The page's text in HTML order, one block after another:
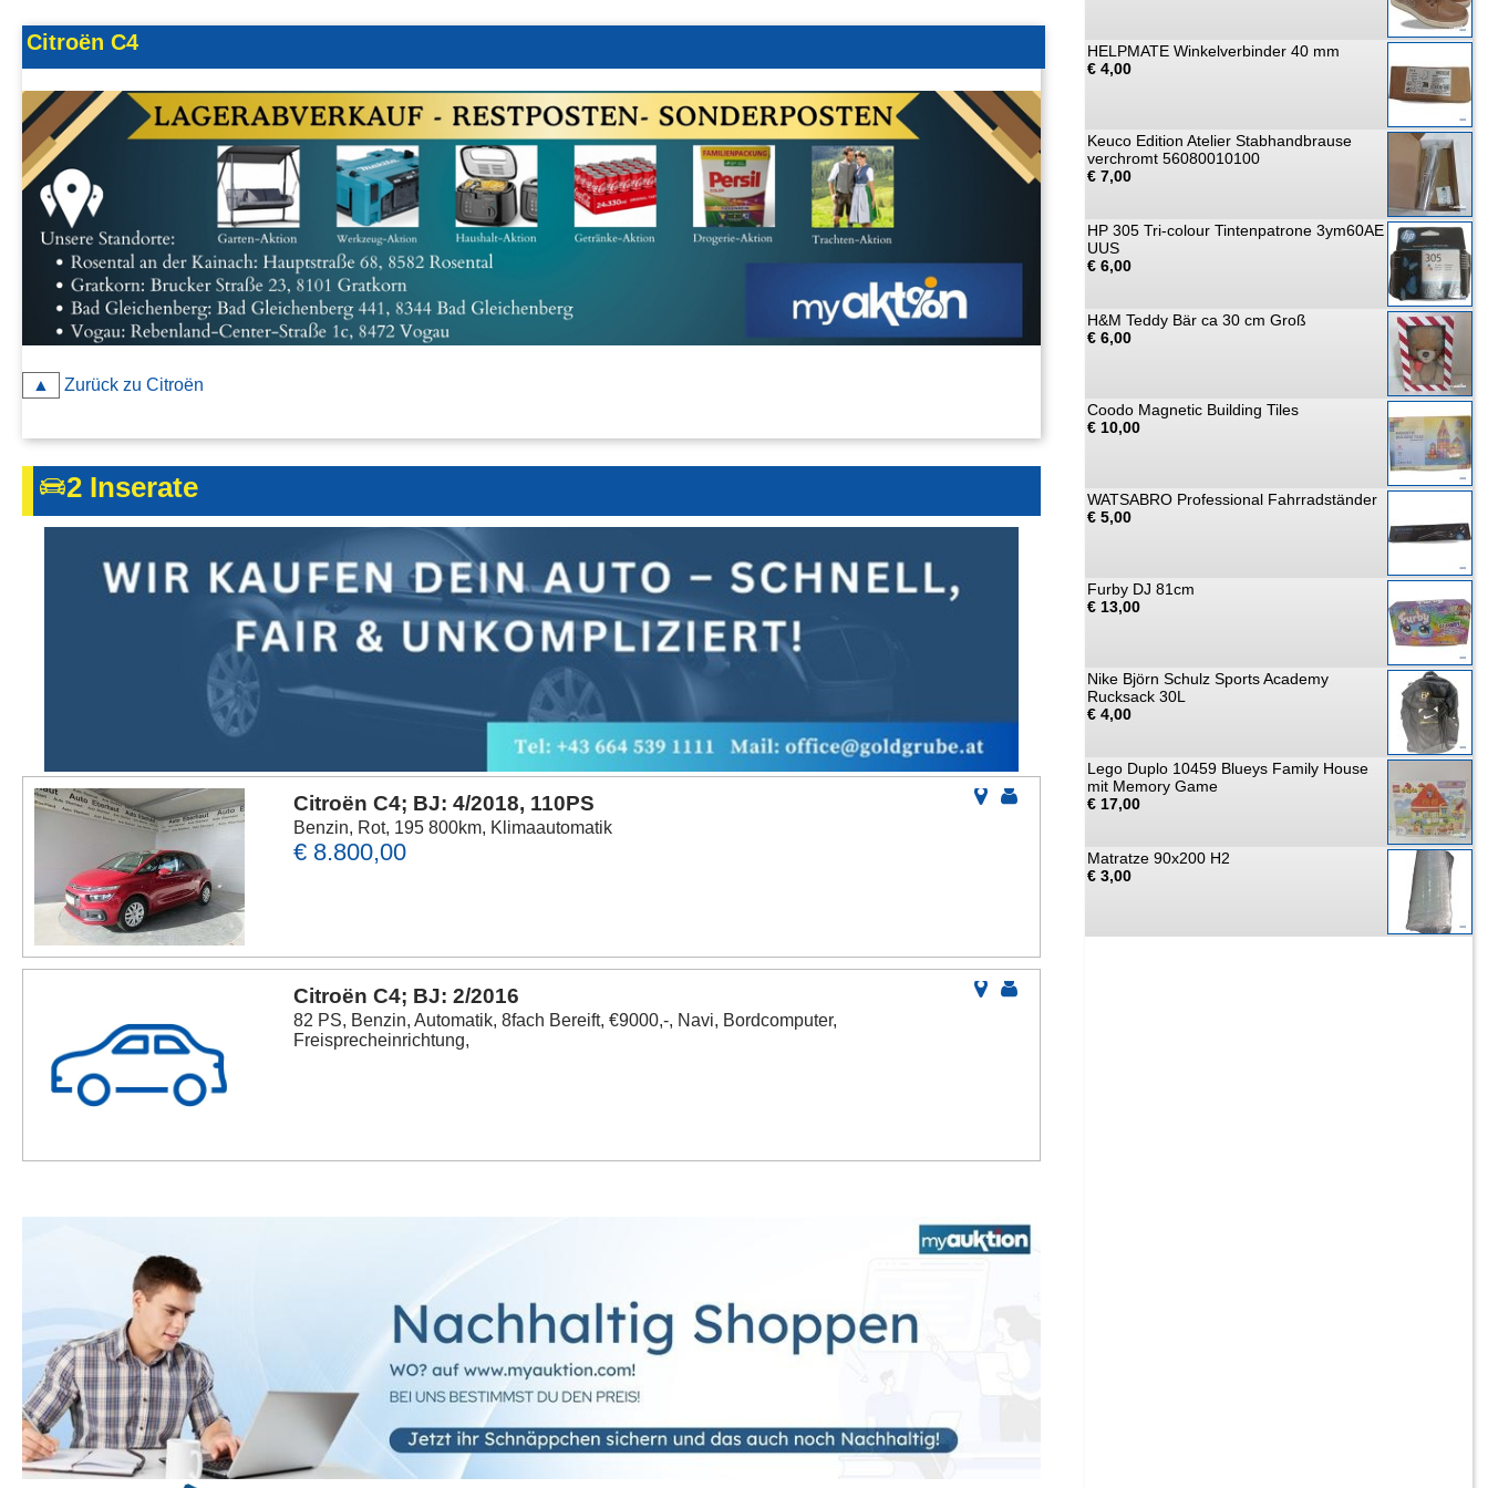
AGB, Nutzungsbedingungen
Impressum
HELPMATE Winkelverbinder 40 mm
€ 4,00
Keuco Edition Atelier Stabhandbrause
verchromt 56080010100
€ 7,00
HP 305 Tri-colour Tintenpatrone 3ym60AE
UUS
€ 6,00
H&M Teddy Bär ca 30 cm Groß
€ 6,00
Coodo Magnetic Building Tiles
€ 10,00
WATSABRO Professional Fahrradständer
€ 5,00
Furby DJ 81cm
€ 13,00
Nike Björn Schulz Sports Academy
Rucksack 30L
€ 4,00
Lego Duplo 10459 Blueys Family House
mit Memory Game
€ 17,00
Matratze 90x200 H2
€ 3,00
Citroën C4
▲ Zurück zu Citroën
2 Inserate
Citroën C4; BJ: 4/2018, 110PS
Benzin, Rot, 195 800km, Klimaautomatik
€ 8.800,00
Citroën C4; BJ: 2/2016
82 PS, Benzin, Automatik, 8fach Bereift, €9000,-, Navi, Bordcomputer,
Freisprecheinrichtung,